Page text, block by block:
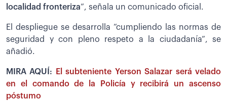
localidad fronteriza”, señala un comunicado oficial.
El despliegue se desarrolla “cumpliendo las normas de
seguridad y con pleno respeto a la ciudadanía”, se
añadió.
MIRA AQUÍ:
El subteniente Yerson Salazar será velado
en el comando de la Policía y recibirá un ascenso
póstumo